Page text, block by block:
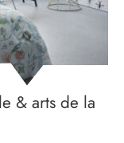
& arts de la